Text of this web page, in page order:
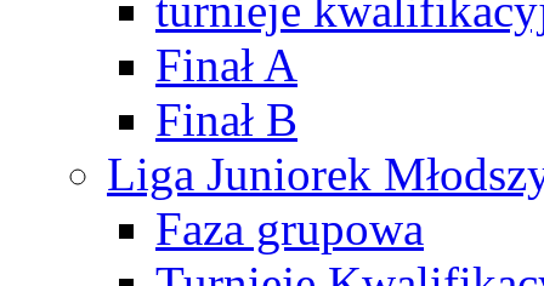
Finał A
Finał B
Liga Juniorek
Faza grupowa